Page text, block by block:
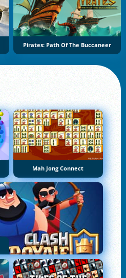
Pirates: Path Of The Buccaneer
Mah Jong Connect